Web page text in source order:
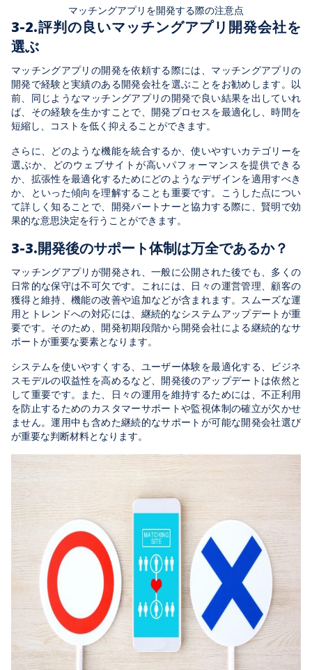
マッチングアプリを開発する際の注意点
3-2.評判の良いマッチングアプリ開発会社を
選ぶ
マッチングアプリの開発を依頼する際には、マッチングアプリの
開発で経験と実績のある開発会社を選ぶことをお勧めします。以
前、同じようなマッチングアプリの開発で良い結果を出していれ
ば、その経験を生かすことで、開発プロセスを最適化し、時間を
短縮し、コストを低く抑えることができます。
さらに、どのような機能を統合するか、使いやすいカテゴリーを
選ぶか、どのウェブサイトが高いパフォーマンスを提供できる
か、拡張性を最適化するためにどのようなデザインを適用すべき
か、といった傾向を理解することも重要です。こうした点につい
て詳しく知ることで、開発パートナーと協力する際に、賢明で効
果的な意思決定を行うことができます。
3-3.開発後のサポート体制は万全であるか？
マッチングアプリが開発され、一般に公開された後でも、多くの
日常的な保守は不可欠です。これには、日々の運営管理、顧客の
獲得と維持、機能の改善や追加などが含まれます。スムーズな運
用とトレンドへの対応には、継続的なシステムアップデートが重
要です。そのため、開発初期段階から開発会社による継続的なサ
ポートが重要な要素となります。
システムを使いやすくする、ユーザー体験を最適化する、ビジネ
スモデルの収益性を高めるなど、開発後のアップデートは依然と
して重要です。また、日々の運用を維持するためには、不正利用
を防止するためのカスタマーサポートや監視体制の確立が欠かせ
ません。運用中も含めた継続的なサポートが可能な開発会社選び
が重要な判断材料となります。